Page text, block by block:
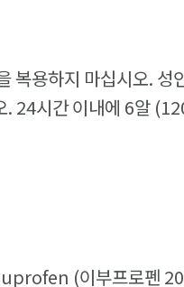
복용하지 마십시오.
. 24시간 이내에 6알
(이부프로펜